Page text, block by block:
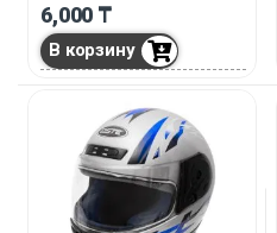
6,000 ₸
В корзину